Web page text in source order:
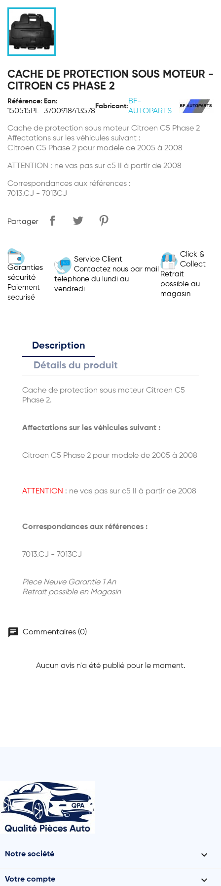
CACHE DE PROTECTION SOUS MOTEUR -
CITROEN C5 PHASE 2
Référence:
150515PL
Ean:
3700918413578
Fabricant:
BF-
AUTOPARTS
Cache de protection sous moteur Citroen C5 Phase 2
Affectations sur les véhicules suivant :
Citroen C5 Phase 2 pour modele de 2005 à 2008
ATTENTION : ne vas pas sur c5 II à partir de 2008
Correspondances aux références :
7013.CJ - 7013CJ
Partager
Garanties
sécurité
Paiement
securisé
Service Client
Contactez nous par mail
telephone du lundi au
vendredi
Click &
Collect
Retrait
possible au
magasin
Description
Détails du produit
Cache de protection sous moteur Citroen C5
Phase 2.
Affectations sur les véhicules suivant :
Citroen C5 Phase 2 pour modele de 2005 à 2008
ATTENTION : ne vas pas sur c5 II à partir de 2008
Correspondances aux références :
7013.CJ - 7013CJ
Piece Neuve Garantie 1 An
Retrait possible en Magasin
chat Commentaires (0)
Aucun avis n'a été publié pour le moment.
Notre société 
Votre compte 